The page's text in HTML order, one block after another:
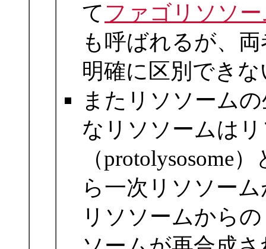
て ファゴリソソ
も呼ばれるが、
明確に区別できな
またリソソーム
なリソソームは
（protolysosome
ら一次リソソー
リソソームから